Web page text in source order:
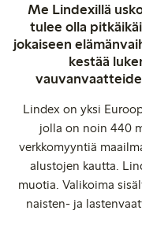
Me Lindexillä
tulee olla
jokaiseen
kestää
Lindex on yksi
jolla on noin 440
verkkomyyntiä
alustojen kautta.
muotia. Valikoima
naisten- ja